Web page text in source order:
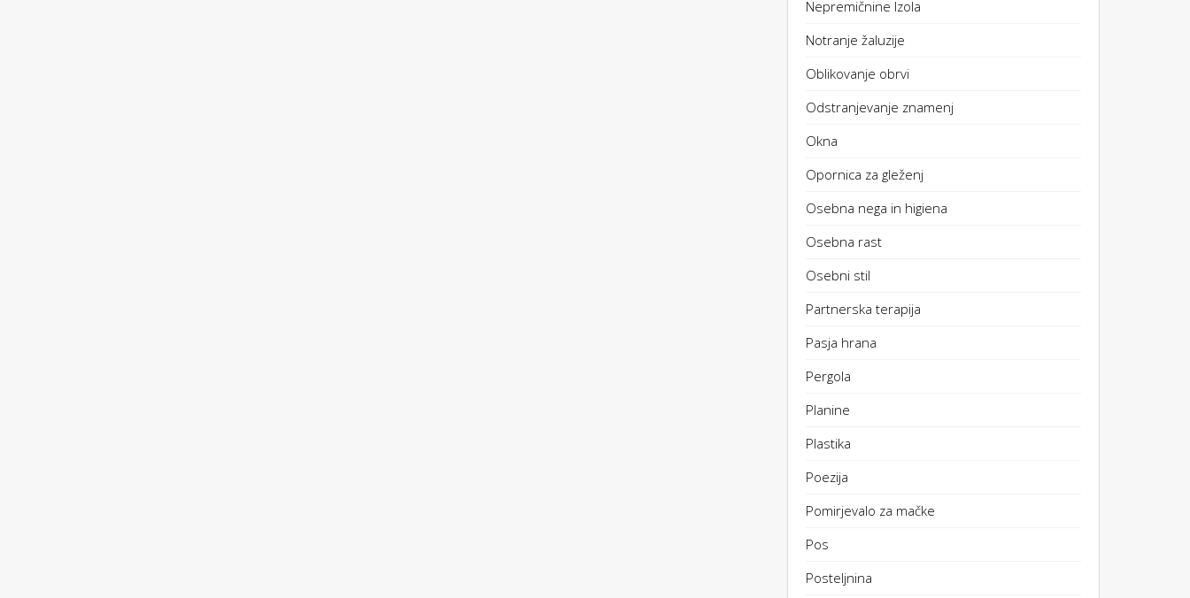
Nepremičnine Izola
Notranje žaluzije
Oblikovanje obrvi
Odstranjevanje znamenj
Okna
Opornica za gleženj
Osebna nega in higiena
Osebna rast
Osebni stil
Partnerska terapija
Pasja hrana
Pergola
Planine
Plastika
Poezija
Pomirjevalo za mačke
Pos
Posteljnina